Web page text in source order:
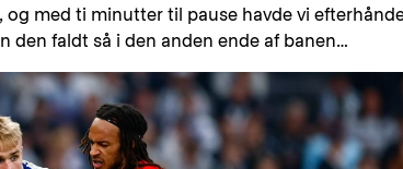
med ti minutter til pause havde vi
faldt så i den anden ende af banen…